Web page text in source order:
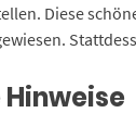
Diese